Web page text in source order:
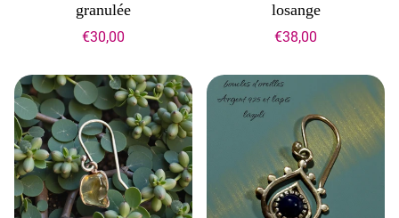
granulée
€30,00
losange
€38,00